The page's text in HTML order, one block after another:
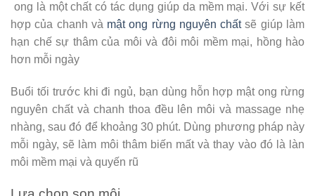
ong là một chất có tác dụng giúp da mềm mại. Với sự kết
hợp của chanh và mật ong rừng nguyên chấtsẽ giúp làm
hạn chế sự thâm của môi và đôi môi mềm mại, hồng hào
hơn mỗi ngày
Buổi tối trước khi đi ngủ, bạn dùng hỗn hợp mật ong rừng
nguyên chất và chanh thoa đều lên môi và massage nhẹ
nhàng, sau đó để khoảng 30 phút. Dùng phương pháp này
mỗi ngày, sẽ làm môi thâm biến mất và thay vào đó là làn
môi mềm mại và quyến rũ